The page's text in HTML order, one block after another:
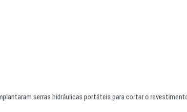
serras hidráulicas portáteis para cortar o